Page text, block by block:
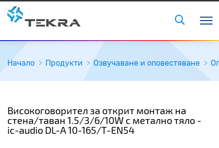
Начало Продукти Озвучаване и оповестяване
Високоговорител за открит монтаж на
стена/таван 1.5/3/6/10W с метално тяло -
ic-audio DL-A 10-165/T-EN54